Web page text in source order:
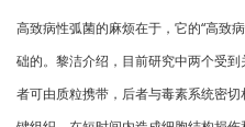
高致病性弧菌的麻烦在于，它的“高致
础的。黎洁介绍，目前研究中两个受
者可由质粒携带，后者与毒素系统密